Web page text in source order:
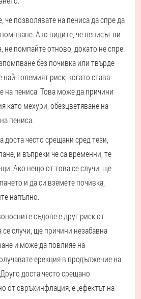
че позволявате на пениса да спре да
Ако видите, че пенисът ви
не помпайте отново, докато не спре.
без почивка или твърде
големият риск, когато става
на пениса. Това може да причини
като мехури, обезцветяване на
пениса.
доста често срещани сред тези,
и въпреки че са временни, те
Ако нещо от това се случи, ще
и да си вземете почивка,
напълно.
съдове е друг риск от
случи, ще причини незабавна
и може да повлияе на
ерекция в продължение на
доста често срещано
от свръхинфлация, е „ефектът на